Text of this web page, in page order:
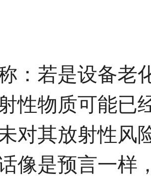
：若是设备老
性物质可能已
对其放射性风
像是预言一样